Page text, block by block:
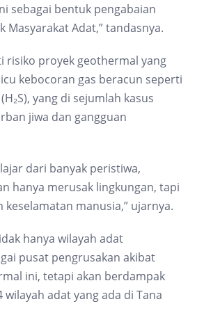
sebagai bentuk pengabaian
Masyarakat Adat,” tandasnya.
risiko proyek geothermal yang
kebocoran gas beracun seperti
yang di sejumlah kasus
jiwa dan gangguan
dari banyak peristiwa,
hanya merusak lingkungan, tapi
keselamatan manusia,” ujarnya.
hanya wilayah adat
pusat pengrusakan akibat
ini, tetapi akan berdampak
adat yang ada di Tana